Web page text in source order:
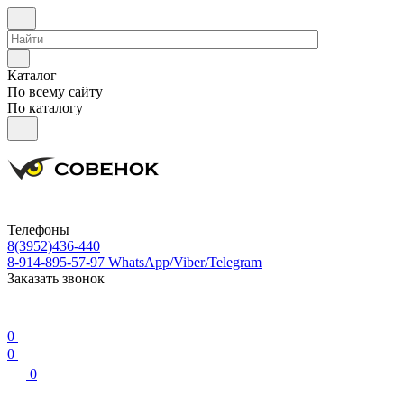
Каталог
По всему сайту
По каталогу
Телефоны
8(3952)436-440
8-914-895-57-97 WhatsApp/Viber/Telegram
Заказать звонок
0
0
0